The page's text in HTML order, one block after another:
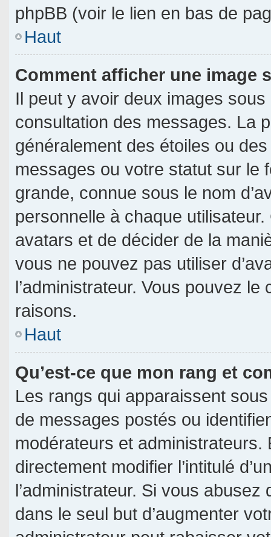
phpBB (voir le lien en bas de
Haut
Comment afficher une image
Il peut y avoir deux images
consultation des messages. La
généralement des étoiles ou
messages ou votre statut sur le
grande, connue sous le nom
personnelle à chaque utilisateur.
avatars et de décider de la
vous ne pouvez pas utiliser
l’administrateur. Vous pouvez
raisons.
Haut
Qu’est-ce que mon rang et
Les rangs qui apparaissent
de messages postés ou
modérateurs et
directement modifier l’intitulé
l’administrateur. Si vous
dans le seul but d’augmenter